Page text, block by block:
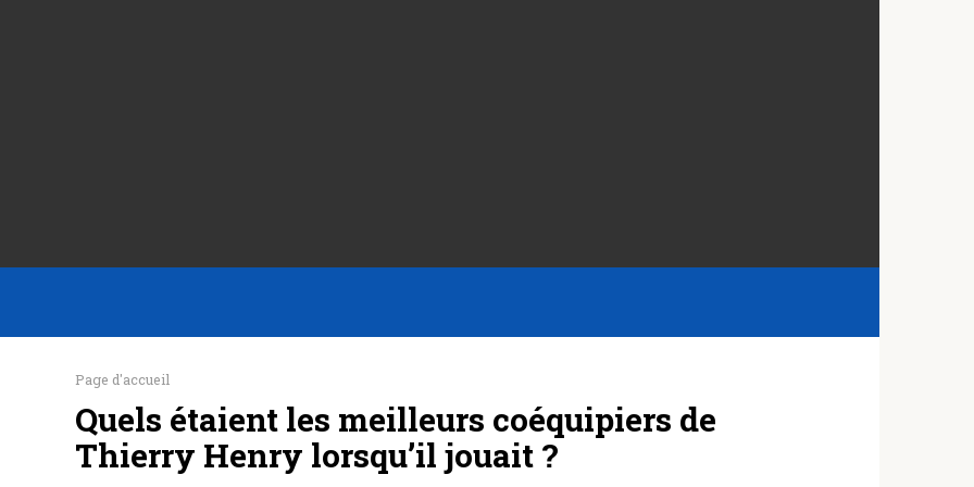
Page d'accueil
Quels étaient les meilleurs coéquipiers de
Thierry Henry lorsqu’il jouait ?